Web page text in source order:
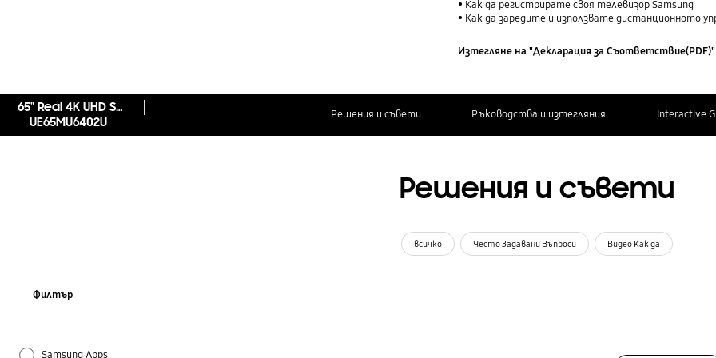
Как да регистрирате своя телевизор Samsung
Как да заредите и използвате дистанционното
Изтегляне на "Декларация за Cъответствие(PDF)"
65" Real 4K UHD Smart TV MU6402 Series 6
UE65MU6402U
Решения и съвети Ръководства и изтегляния Interactive
Решения и съвети
всичко Често Задавани Въпроси Видео Как да
Филтър
Samsung Apps